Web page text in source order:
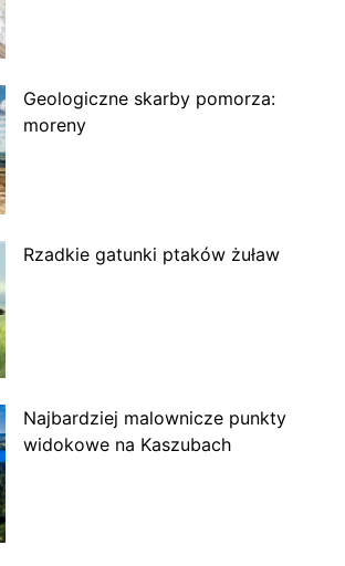
Geologiczne skarby pomorza:
moreny
Rzadkie gatunki ptaków żuław
Najbardziej malownicze punkty
widokowe na Kaszubach